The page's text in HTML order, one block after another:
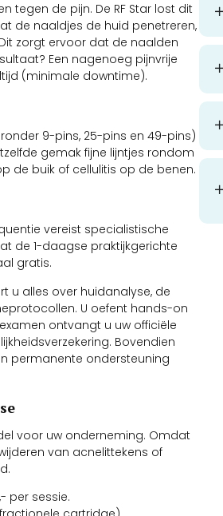
tegen de pijn. De RF Star lost dit
de naaldjes de huid penetreren,
zorgt ervoor dat de naalden
Een nagenoeg pijnvrije
(minimale downtime).
9-pins, 25-pins en 49-pins)
gemak fijne lijntjes rondom
de buik of cellulitis op de benen.
vereist specialistische
de 1-daagse praktijkgerichte
gratis.
u alles over huidanalyse, de
U oefent hands-on
ontvangt u uw officiële
Bovendien
permanente ondersteuning
voor uw onderneming. Omdat
van acnelittekens of
per sessie.